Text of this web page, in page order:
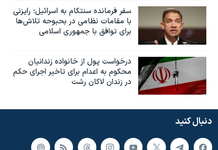
سفر فرمانده سنتکام به اسرائیل؛ رایزنی
با مقامات نظامی در بحبوحه تلاش‌ها
برای توافق با جمهوری اسلامی
درخواست پول از خانواده زندانیان
محکوم به‌ اعدام برای تاخیر اجرای حکم
در زندان لاکان رشت
دنبال کنید